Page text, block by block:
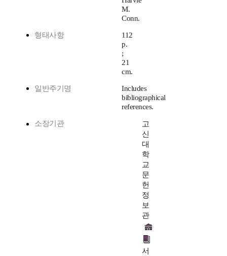
M.
Conn.
형태사항
112
p.
;
21
cm.
일반주기명
Includes
bibliographical
references.
소장기관
고
신
대
학
교
문
헌
정
보
관
서